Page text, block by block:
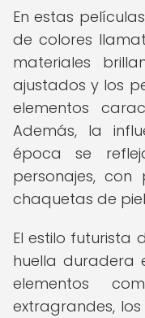
En estas
de colores
materiales
ajustados y los
elementos
Además, la
época se
personajes, con
chaquetas de
El estilo futurista
huella duradera
elementos
extragrandes,